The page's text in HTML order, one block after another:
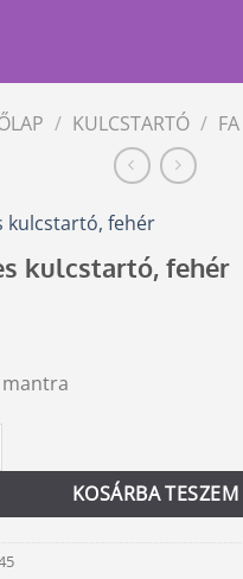
/ KULCSTARTÓ /
kulcstartó, fehér
fehér mennyiség
KOSÁRBA TESZEM